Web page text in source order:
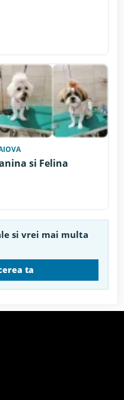
si Felina
si vrei mai multa
ta